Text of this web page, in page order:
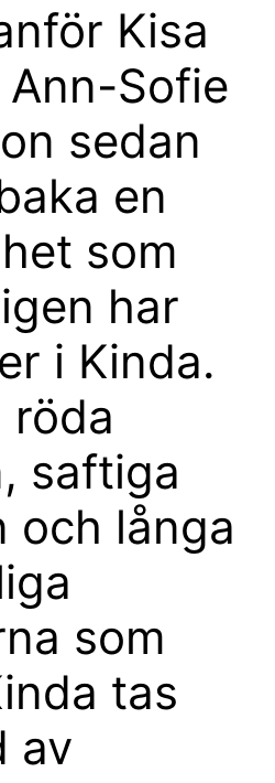
Kisa
Sofie
sedan
en
som
har
i Kinda.
röda
saftiga
och långa
som
tas
av